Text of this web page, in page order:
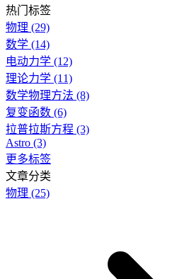
热门标签
物理 (29)
数学 (14)
电动力学 (12)
理论力学 (11)
数学物理方法 (8)
复变函数 (6)
拉普拉斯方程 (3)
Astro (3)
更多标签
文章分类
物理 (25)